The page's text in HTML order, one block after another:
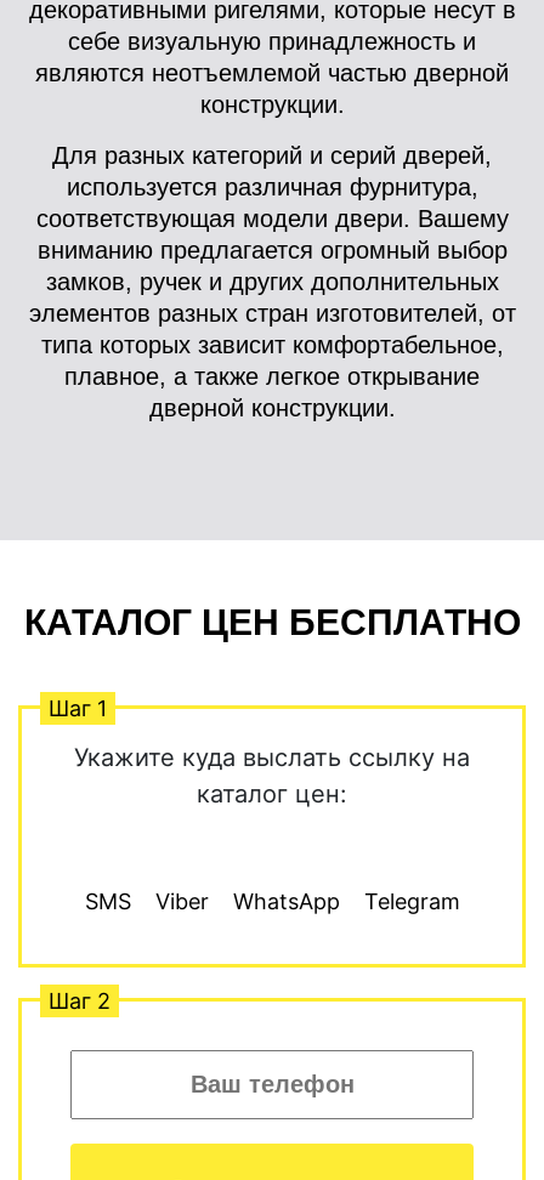
декоративными ригелями, которые несут в
себе визуальную принадлежность и
являются неотъемлемой частью дверной
конструкции.
Для разных категорий и серий дверей,
используется различная фурнитура,
соответствующая модели двери. Вашему
вниманию предлагается огромный выбор
замков, ручек и других дополнительных
элементов разных стран изготовителей, от
типа которых зависит комфортабельное,
плавное, а также легкое открывание
дверной конструкции.
КАТАЛОГ ЦЕН БЕСПЛАТНО
Шаг 1
Укажите куда выслать ссылку на
каталог цен:
SMS Viber WhatsApp Telegram
Шаг 2